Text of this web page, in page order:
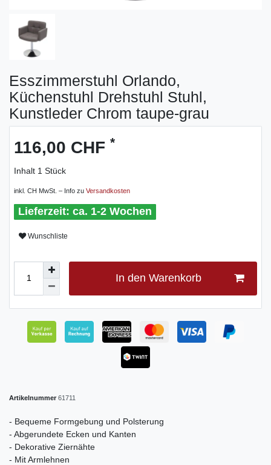
Esszimmerstuhl Orlando,
Küchenstuhl Drehstuhl Stuhl,
Kunstleder Chrom taupe-grau
116,00 CHF *
Inhalt 1 Stück
inkl. CH MwSt. – Info zu Versandkosten
ca. 1-2 Wochen
Wunschliste
In den Warenkorb
Artikelnummer 61711
- Bequeme Formgebung und Polsterung
- Abgerundete Ecken und Kanten
- Dekorative Ziernähte
- Mit Armlehnen